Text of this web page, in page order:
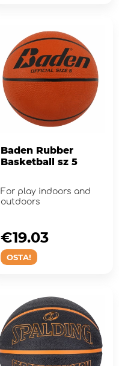
Baden Rubber
Basketball sz 5
For play indoors and
outdoors
OSTA!
€19.03